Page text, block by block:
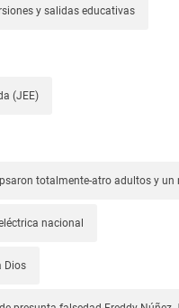
y salidas educativas
(JEE)
totalmente-atro adultos y un
nacional
Dios